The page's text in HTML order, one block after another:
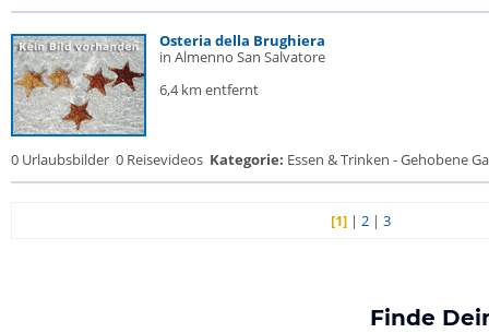
Osteria della Brughiera
in Almenno San Salvatore
6,4 km entfernt
0 Urlaubsbilder 0 Reisevideos Kategorie: Essen & Trinken - Gehobene
[1] |2 |3
Finde